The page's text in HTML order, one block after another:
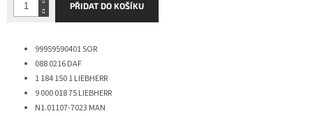
PŘIDAT DO KOŠÍKU
99959590401 SOR
088 0216DAF
1 184 150 1LIEBHERR
9 000 018 75LIEBHERR
N1.01107-7023 MAN